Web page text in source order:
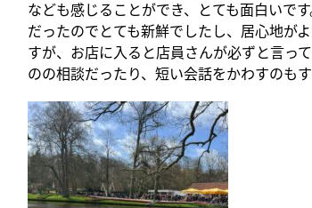
なども感じることができ、とても面白いで
だったのでとても新鮮でしたし、居心地が
すが、お店に入ると店員さんが必ずと言っ
のの相談だったり、短い会話をかわすのもす